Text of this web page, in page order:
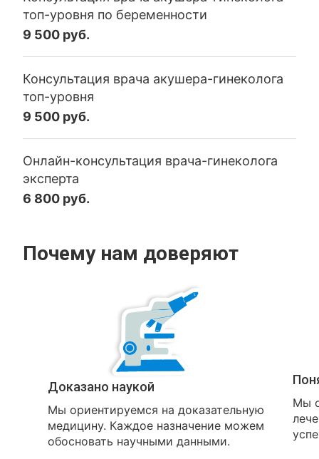
топ-уровня по беременности
9 500 руб.
Консультация врача акушера-гинеколога
топ-уровня
9 500 руб.
Онлайн-консультация врача-гинеколога
эксперта
6 800 руб.
Почему нам доверяют
Доказано наукой
Мы ориентируемся на доказательную
медицину. Каждое назначение можем
обосновать научными данными.
Мы